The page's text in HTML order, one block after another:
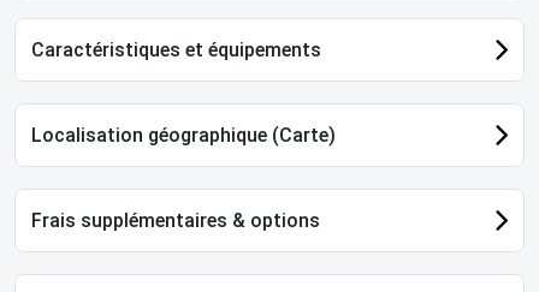
Caractéristiques et équipements
Localisation géographique (Carte)
Frais supplémentaires & options